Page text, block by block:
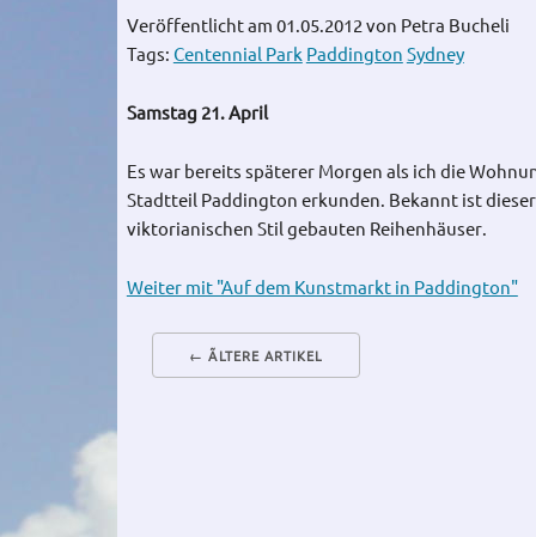
Veröffentlicht am 01.05.2012 von Petra Bucheli
Tags: Centennial Park Paddington Sydney
Samstag 21. April
Es war bereits späterer Morgen als ich die
Stadtteil Paddington erkunden. Bekannt ist
viktorianischen Stil gebauten Reihenhäuser.
Weiter mit "Auf dem Kunstmarkt in Paddington"
← ÃLTERE ARTIKEL